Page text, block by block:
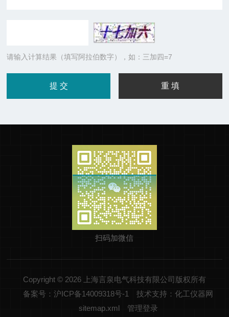
请输入计算结果（填写阿拉伯数字），如：三加四=7
扫码加微信
Copyright © 2026 上海言泉电气科技有限公司版权所有
备案号：沪ICP备14009318号-1
技术支持：化工仪器网
sitemap.xml
管理登录